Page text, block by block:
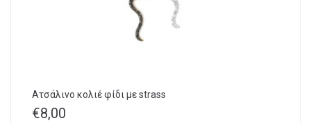
Ατσάλινο κολιέ φίδι με strass
€8,00